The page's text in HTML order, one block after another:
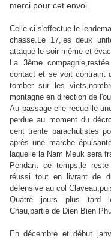
merci pour cet envoi.
Celle-ci s'effectue le
chasse.Le 17,les deux
attaqué le soir même et
La 3ème
contact et se voit contraint
tomber sur les
montagne en direction de
Au passage elle recueille
perdue au moment du
cent trente parachutistes
après une marche
laquelle la Nam Meuk sera
Pendant ce temps,le reste
réussi tout en livrant de
défensive au col
Quatre jours plus tard
Chau,partie de Dien Bien
En décembre et début